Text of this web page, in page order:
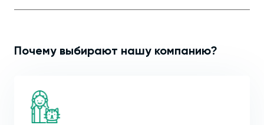
Почему выбирают нашу компанию?